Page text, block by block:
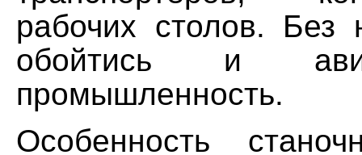
рабочих столов. Без
обойтись и авиа-
промышленность.
Особенность